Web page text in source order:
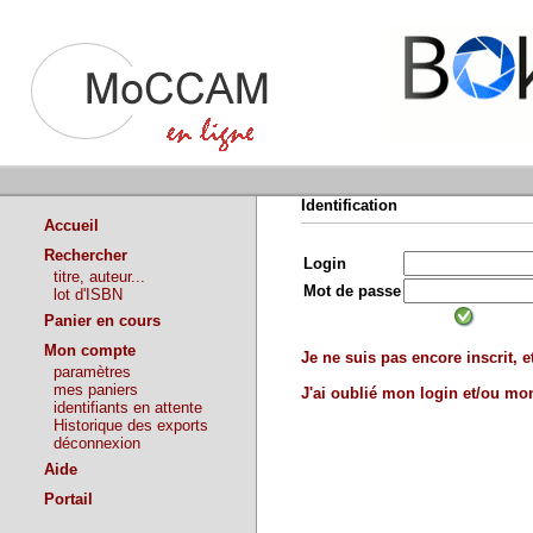
Accueil
Rechercher
titre, auteur...
lot d'ISBN
Panier en cours
Mon compte
paramètres
mes paniers
identifiants en attente
Historique des exports
déconnexion
Aide
Portail
Identification
Login
Mot de passe
Je ne suis pas encore inscrit,
J'ai oublié mon login et/ou